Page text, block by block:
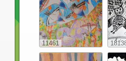
11461